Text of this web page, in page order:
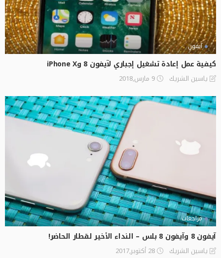
آيفون
كيفية عمل إعادة تشغيل إجباري لآيفون 8 وiPhone X
ياسين الشريك 9 مارس,2018
مراجعات
آيفون 8 وآيفون 8 بلس – النداء الأخير لقطار الحاضر!
ياسين الشريك 28 أكتوبر,2017